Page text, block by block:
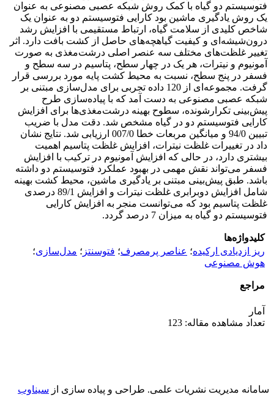
فتوسیستم دو گیاه با کمک روش شبکه‌ عصبی مصنوعی به عنوان
یک روش یادگیری ماشین بود کارایی فتوسیستم دو به عنوان یک
شاخص کلیدی از سلامت گیاه، ارتباط مستقیمی با افزایش رشد
درون‌شیشه‌ای و کیفیت گیاهچه‌های حاصل از کشت بافت دارد. اثر
تغییر غلظت‌های مختلف سه عنصر اصلی درشت‌مغذی به صورت
آمونیوم و نیترات، هر یک در چهار سطح، پتاسیم در سه سطح و
فسفر در پنج سطح، نسبت به محیط کشت پایه مورد بررسی قرار
گرفت. مجموعه‌ای از 120 داده تجربی برای مدل‌سازی مبتنی بر
شبکه عصبی مصنوعی به دست آمد که با پیاده‌سازی طرح
پیش‌بینی تکرارشونده، سطوح بهینه درشت‌مغذی‌ها برای افزایش
کارایی فتوسیستم دو در گیاه مشخص شد. دقت مدل با ضریب
تبیین 94/0 و میانگین مربعات خطا 007/0 ارزیابی شد. نتایج نشان
داد در تغییرات غلظت نیترات، افزایش غلظت پتاسیم اهمیت
بیشتری دارد، در حالی که افزایش آمونیوم در ترکیب با افزایش
فسفر می‌تواند نقش مهمی در بهبود عملکرد فتوسیستم دو داشته
باشد. طبق پیش‌بینی مبتنی بر یادگیری ماشین، محیط کشت بهینه
شامل افزایش دوبرابری غلظت نیترات و افزایش 89/1 درصدی
غلظت پتاسیم بود که می‌توانست منجر به افزایش کارایی
فتوسیستم دو گیاه به میزان 7 درصد گردد.
کلیدواژه‌ها
ریز ازدیادی ارکیده؛ عناصر پرمصرف؛ فتوسنتز ؛ مدل‌سازی؛
هوش مصنوعی
مراجع
آمار
تعداد مشاهده مقاله: 123
سامانه مدیریت نشریات علمی. طراحی و پیاده سازی از سیناوب